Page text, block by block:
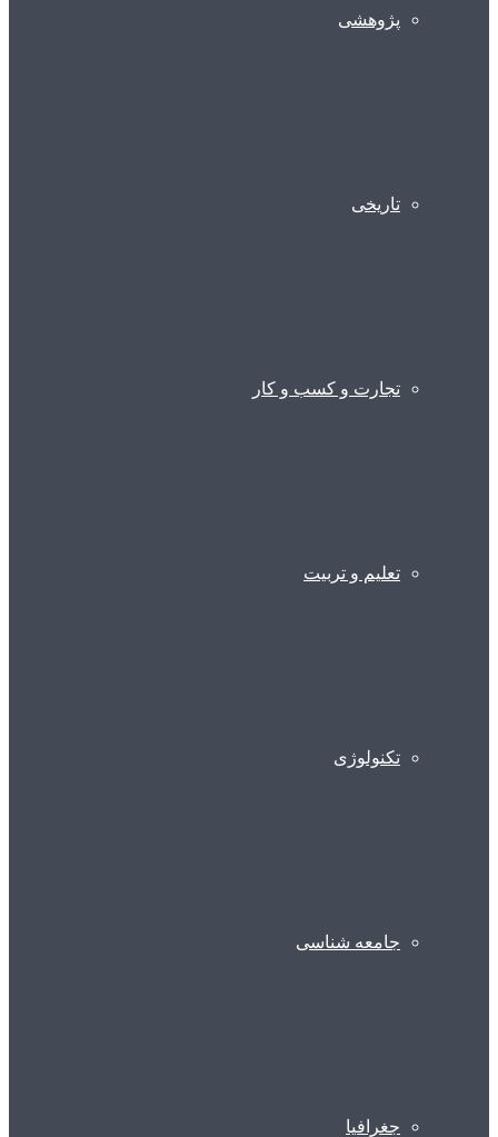
پژوهشی
تاریخی
تجارت و کسب و کار
تعلیم و تربیت
تکنولوژی
جامعه شناسی
جغرافیا